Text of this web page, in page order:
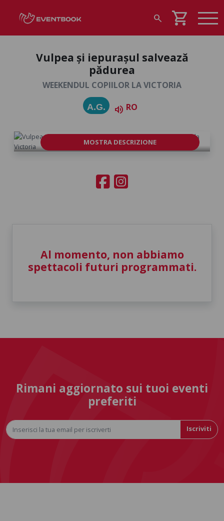
search shopping_cart
Vulpea și iepurașul salvează
pădurea
WEEKENDUL COPIILOR LA VICTORIA
A.G. volume_up RO
MOSTRA DESCRIZIONE
Al momento, non abbiamo
spettacoli futuri programmati.
Rimani aggiornato sui tuoi eventi
preferiti
Iscriviti